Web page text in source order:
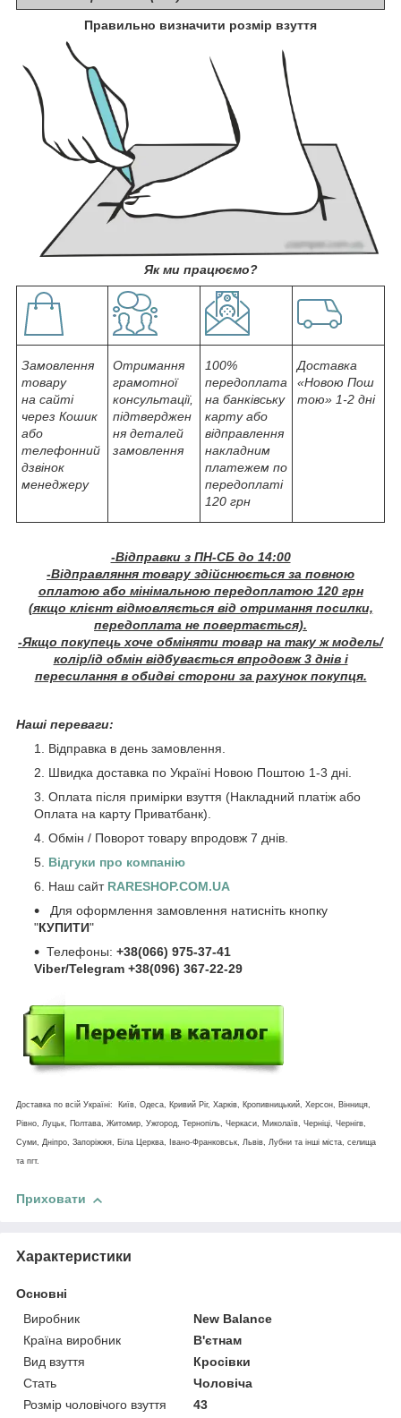
Правильно визначити розмір взуття
Як ми працюємо?
Замовлення
товару
на сайті
через Кошик
або
телефонний
дзвінок
менеджеру
Отримання
грамотної
консультації,
підтверджен
ня деталей
замовлення
100%
передоплата
на банківську
карту або
відправлення
накладним
платежем по
передоплаті
120 грн
Доставка
«Новою Пош
тою» 1-2 дні
-Відправки з ПН-СБ до 14:00
-Відправляння товару здійснюється за повною
оплатою або мінімальною передоплатою 120 грн
(якщо клієнт відмовляється від отримання посилки,
передоплата не повертається).
-Якщо покупець хоче обміняти товар на таку ж модель/
колір/ід обмін відбувається впродовж 3 днів і
пересилання в обидві сторони за рахунок покупця.
Наші переваги:
Відправка в день замовлення.
Швидка доставка по Україні Новою Поштою 1-3 дні.
Оплата після примірки взуття (Накладний платіж або
Оплата на карту Приватбанк).
Обмін / Поворот товару впродовж 7 днів.
Відгуки про компанію
Наш сайт RARESHOP.COM.UA
Для оформлення замовлення натисніть кнопку
"КУПИТИ"
Телефоны: +38(066) 975-37-41
Viber/Telegram +38(096) 367-22-29
Доставка по всій Україні: Київ, Одеса, Кривий Ріг, Харків, Кропивницький, Херсон, Вінниця,
Рівно, Луцьк, Полтава, Житомир, Ужгород, Тернопіль, Черкаси, Миколаїв, Черніці, Чернігв,
Суми, Дніпро, Запоріжжя, Біла Церква, Івано-Франковськ, Львів, Лубни та інші міста, селища
та пгт.
Приховати
Характеристики
Основні
Виробник
New Balance
Країна виробник
В'єтнам
Вид взуття
Кросівки
Стать
Чоловіча
Розмір чоловічого взуття
43